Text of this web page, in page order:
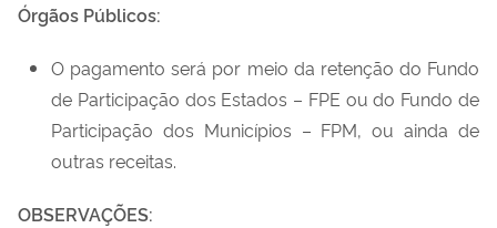
Órgãos Públicos:
O pagamento será por meio da retenção do Fundo
de Participação dos Estados – FPE ou do Fundo de
Participação dos Municípios – FPM, ou ainda de
outras receitas.
OBSERVAÇÕES: